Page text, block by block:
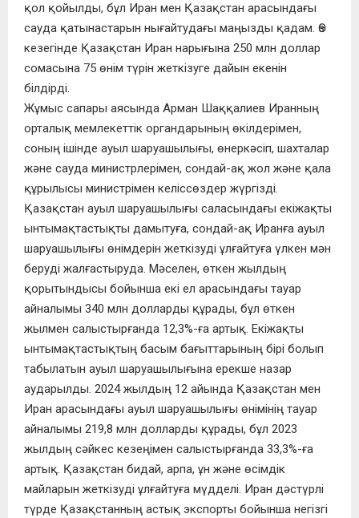
қол қойылды, бұл Иран мен Қазақстан арасындағы
сауда қатынастарын нығайтудағы маңызды қадам. Өз
кезегінде Қазақстан Иран нарығына 250 млн доллар
сомасына 75 өнім түрін жеткізуге дайын екенін
білдірді.
Жұмыс сапары аясында Арман Шаққалиев Иранның
орталық мемлекеттік органдарының өкілдерімен,
соның ішінде ауыл шаруашылығы, өнеркәсіп, шахталар
және сауда министрлерімен, сондай-ақ жол және қала
құрылысы министрімен келіссөздер жүргізді.
Қазақстан ауыл шаруашылығы саласындағы екіжақты
ынтымақтастықты дамытуға, сондай-ақ Иранға ауыл
шаруашылығы өнімдерін жеткізуді ұлғайтуға үлкен мән
беруді жалғастыруда. Мәселен, өткен жылдың
қорытындысы бойынша екі ел арасындағы тауар
айналымы 340 млн долларды құрады, бұл өткен
жылмен салыстырғанда 12,3%-ға артық. Екіжақты
ынтымақтастықтың басым бағыттарының бірі болып
табылатын ауыл шаруашылығына ерекше назар
аударылды. 2024 жылдың 12 айында Қазақстан мен
Иран арасындағы ауыл шаруашылығы өнімінің тауар
айналымы 219,8 млн долларды құрады, бұл 2023
жылдың сәйкес кезеңімен салыстырғанда 33,3%-ға
артық. Қазақстан бидай, арпа, ұн және өсімдік
майларын жеткізуді ұлғайтуға мүдделі. Иран дәстүрлі
түрде Қазақстанның астық экспорты бойынша негізгі